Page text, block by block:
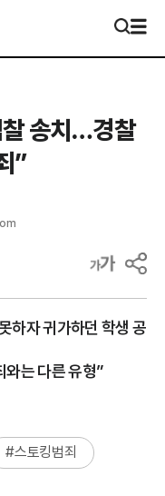
찰 송치…경찰
”
하자 귀가하던 학생 공
와는 다른 유형”
#스토킹범죄